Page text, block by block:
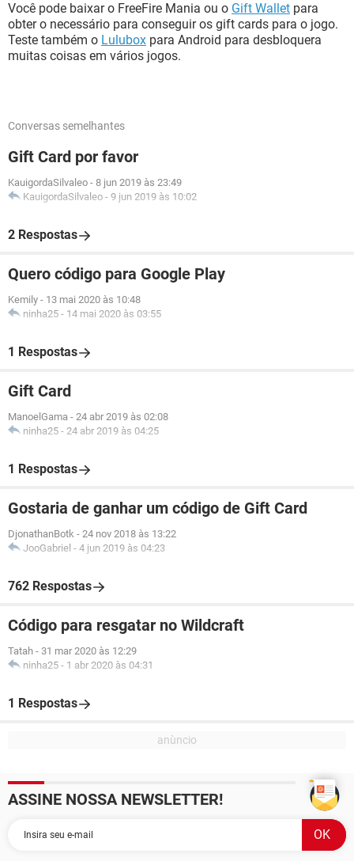
Você pode baixar o FreeFire Mania ou o Gift Wallet para
obter o necessário para conseguir os gift cards para o jogo.
Teste também o Lulubox para Android para desbloquera
muitas coisas em vários jogos.
Conversas semelhantes
Gift Card por favor
KauigordaSilvaleo - 8 jun 2019 às 23:49
KauigordaSilvaleo - 9 jun 2019 às 10:02
2 Respostas
Quero código para Google Play
Kemily - 13 mai 2020 às 10:48
ninha25 - 14 mai 2020 às 03:55
1 Respostas
Gift Card
ManoelGama - 24 abr 2019 às 02:08
ninha25 - 24 abr 2019 às 04:25
1 Respostas
Gostaria de ganhar um código de Gift Card
DjonathanBotk - 24 nov 2018 às 13:22
JooGabriel - 4 jun 2019 às 04:23
762 Respostas
Código para resgatar no Wildcraft
Tatah - 31 mar 2020 às 12:29
ninha25 - 1 abr 2020 às 04:31
1 Respostas
ASSINE NOSSA NEWSLETTER!